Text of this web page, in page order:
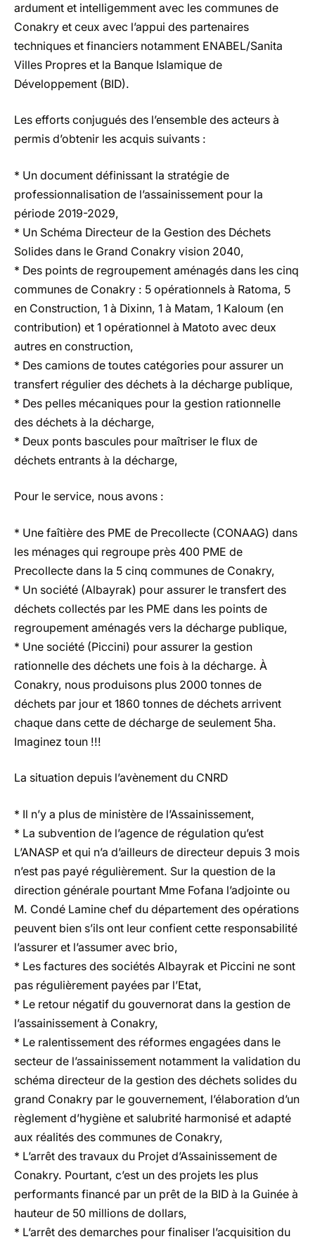
ardument et intelligemment avec les communes de
Conakry et ceux avec l’appui des partenaires
techniques et financiers notamment ENABEL/Sanita
Villes Propres et la Banque Islamique de
Développement (BID).
Les efforts conjugués des l’ensemble des acteurs à
permis d’obtenir les acquis suivants :
* Un document définissant la stratégie de
professionnalisation de l’assainissement pour la
période 2019-2029,
* Un Schéma Directeur de la Gestion des Déchets
Solides dans le Grand Conakry vision 2040,
* Des points de regroupement aménagés dans les cinq
communes de Conakry : 5 opérationnels à Ratoma, 5
en Construction, 1 à Dixinn, 1 à Matam, 1 Kaloum (en
contribution) et 1 opérationnel à Matoto avec deux
autres en construction,
* Des camions de toutes catégories pour assurer un
transfert régulier des déchets à la décharge publique,
* Des pelles mécaniques pour la gestion rationnelle
des déchets à la décharge,
* Deux ponts bascules pour maîtriser le flux de
déchets entrants à la décharge,
Pour le service, nous avons :
* Une faîtière des PME de Precollecte (CONAAG) dans
les ménages qui regroupe près 400 PME de
Precollecte dans la 5 cinq communes de Conakry,
* Un société (Albayrak) pour assurer le transfert des
déchets collectés par les PME dans les points de
regroupement aménagés vers la décharge publique,
* Une société (Piccini) pour assurer la gestion
rationnelle des déchets une fois à la décharge. À
Conakry, nous produisons plus 2000 tonnes de
déchets par jour et 1860 tonnes de déchets arrivent
chaque dans cette de décharge de seulement 5ha.
Imaginez toun !!!
La situation depuis l’avènement du CNRD
* Il n’y a plus de ministère de l’Assainissement,
* La subvention de l’agence de régulation qu’est
L’ANASP et qui n’a d’ailleurs de directeur depuis 3 mois
n’est pas payé régulièrement. Sur la question de la
direction générale pourtant Mme Fofana l’adjointe ou
M. Condé Lamine chef du département des opérations
peuvent bien s’ils ont leur confient cette responsabilité
l’assurer et l’assumer avec brio,
* Les factures des sociétés Albayrak et Piccini ne sont
pas régulièrement payées par l’Etat,
* Le retour négatif du gouvernorat dans la gestion de
l’assainissement à Conakry,
* Le ralentissement des réformes engagées dans le
secteur de l’assainissement notamment la validation du
schéma directeur de la gestion des déchets solides du
grand Conakry par le gouvernement, l’élaboration d’un
règlement d’hygiène et salubrité harmonisé et adapté
aux réalités des communes de Conakry,
* L’arrêt des travaux du Projet d’Assainissement de
Conakry. Pourtant, c’est un des projets les plus
performants financé par un prêt de la BID à la Guinée à
hauteur de 50 millions de dollars,
* L’arrêt des demarches pour finaliser l’acquisition du